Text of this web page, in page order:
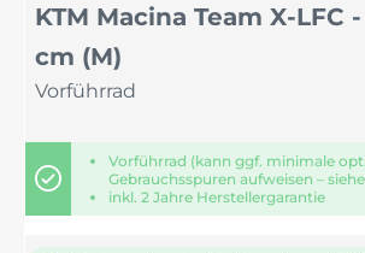
KTM Macina Team X-LFC
cm (M)
Vorführrad
Vorführrad (kann ggf. minimale
Gebrauchsspuren aufweisen –
inkl. 2 Jahre Herstellergarantie